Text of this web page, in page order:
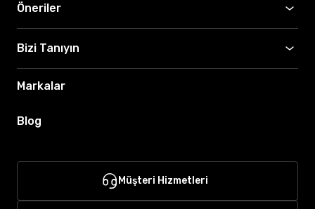
Öneriler
Bizi Tanıyın
Markalar
Blog
Müşteri Hizmetleri